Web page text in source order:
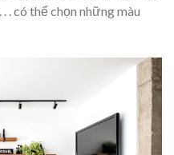
. có thể chọn những màu